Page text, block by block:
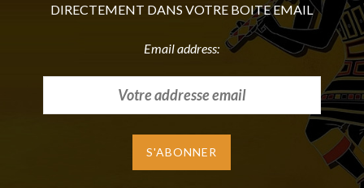
DIRECTEMENT DANS VOTRE BOITE EMAIL
Email address: